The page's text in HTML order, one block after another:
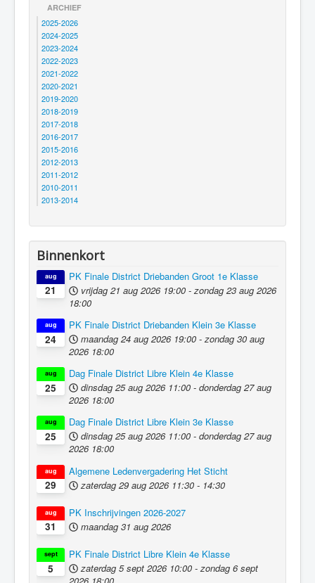
ARCHIEF
2025-2026
2024-2025
2023-2024
2022-2023
2021-2022
2020-2021
2019-2020
2018-2019
2017-2018
2016-2017
2015-2016
2012-2013
2011-2012
2010-2011
2013-2014
Binnenkort
21
aug
PK Finale District Driebanden Groot 1e Klasse
vrijdag 21 aug 2026 19:00 - zondag 23 aug 2026
18:00
24
aug
PK Finale District Driebanden Klein 3e Klasse
maandag 24 aug 2026 19:00 - zondag 30 aug
2026 18:00
25
aug
Dag Finale District Libre Klein 4e Klasse
dinsdag 25 aug 2026 11:00 - donderdag 27 aug
2026 18:00
25
aug
Dag Finale District Libre Klein 3e Klasse
dinsdag 25 aug 2026 11:00 - donderdag 27 aug
2026 18:00
29
aug
Algemene Ledenvergadering Het Sticht
zaterdag 29 aug 2026 11:30 - 14:30
31
aug
PK Inschrijvingen 2026-2027
maandag 31 aug 2026
5
sept
PK Finale District Libre Klein 4e Klasse
zaterdag 5 sept 2026 10:00 - zondag 6 sept